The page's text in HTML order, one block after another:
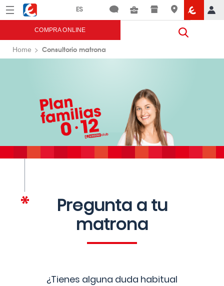
Menú Eroski
COMPRA ONLINE
Home Consultorio matrona
Pregunta a tu
matrona
¿Tienes alguna duda habitual